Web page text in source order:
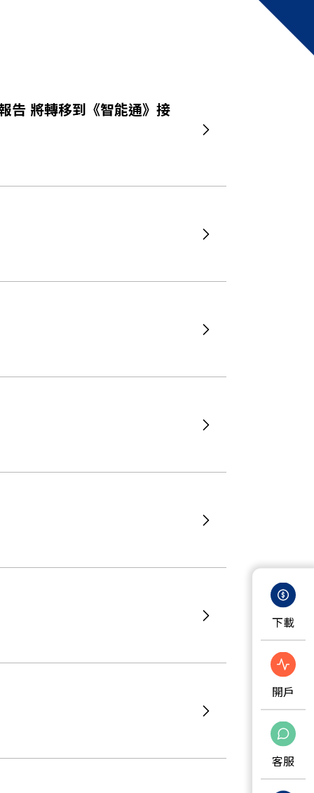
告 將轉移到《智能通》接
下載
開戶
客服